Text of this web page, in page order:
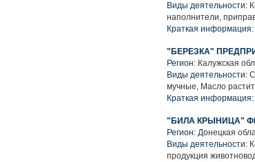
Виды деятельности:
наполнители,
Краткая информация:
"БЕРЕЗКА"
Регион: Калужская
Виды деятельности:
мучные, Масло
Краткая информация:
"БИЛА КРЫНИЦА"
Регион: Донецкая
Виды деятельности:
продукция